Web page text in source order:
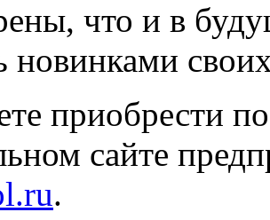
что и в
новинками
приобрести
сайте
.